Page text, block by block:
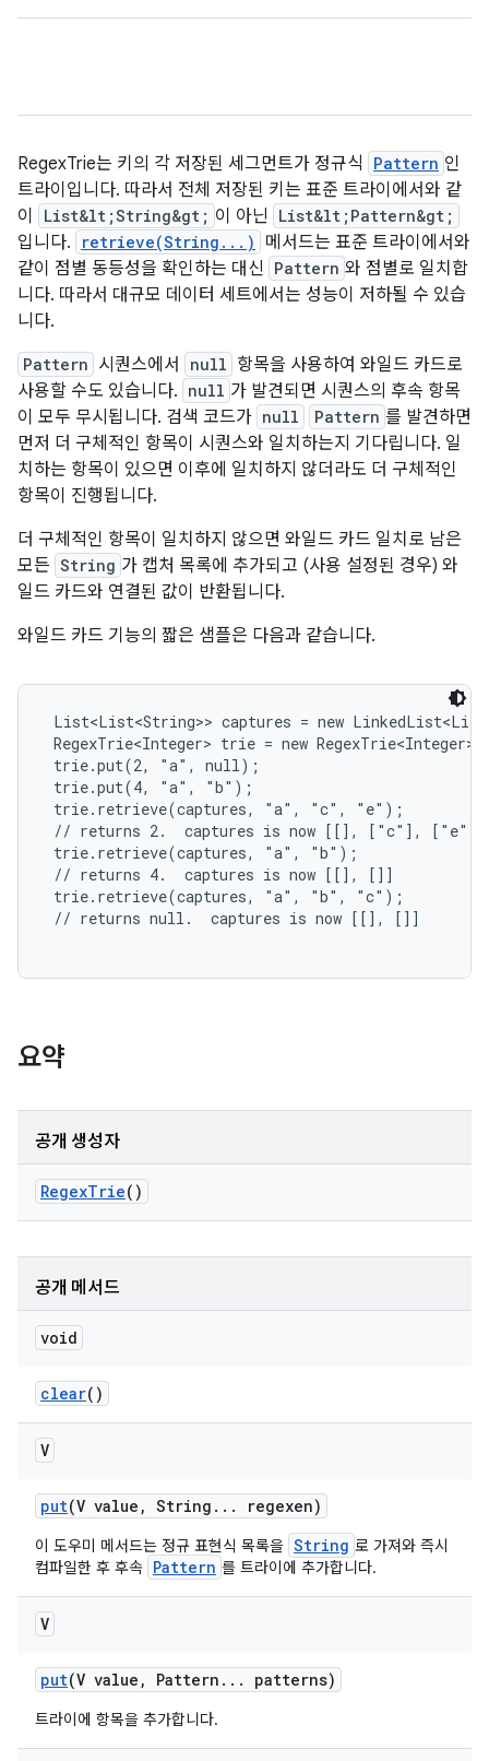
RegexTrie는 키의 각 저장된 세그먼트가 정규식 Pattern 인
트라이입니다. 따라서 전체 저장된 키는 표준 트라이에서와 같
이
List&lt;String&gt; 이 아닌 List&lt;Pattern&gt;
입니다. retrieve(String...)
메서드는 표준 트라이에서와
같이 점별 동등성을 확인하는 대신 Pattern 와 점별로 일치합
니다. 따라서 대규모 데이터 세트에서는 성능이 저하될 수 있습
니다.
Pattern 시퀀스에서 null 항목을 사용하여 와일드 카드로
사용할 수도 있습니다. null 가 발견되면 시퀀스의 후속 항목
이 모두 무시됩니다. 검색 코드가 null Pattern 를 발견하면
먼저 더 구체적인 항목이 시퀀스와 일치하는지 기다립니다. 일
치하는 항목이 있으면 이후에 일치하지 않더라도 더 구체적인
항목이 진행됩니다.
더 구체적인 항목이 일치하지 않으면 와일드 카드 일치로 남은
모든 String 가 캡처 목록에 추가되고 (사용 설정된 경우) 와
일드 카드와 연결된 값이 반환됩니다.
와일드 카드 기능의 짧은 샘플은 다음과 같습니다.
List<List<String>> captures = new
RegexTrie<Integer> trie = new
trie.put(2, "a", null);
trie.put(4, "a", "b");
trie.retrieve(captures, "a", "c", "e");
// returns 2.  captures is now [[], ["c"], ["e"]]
trie.retrieve(captures, "a", "b");
// returns 4.  captures is now [[], []]
trie.retrieve(captures, "a", "b", "c");
// returns null.  captures is now [[], []]
요약
공개 생성자
RegexTrie()
공개 메서드
void
clear()
V
put(V value , String . . . regexen)
이 도우미 메서드는 정규 표현식 목록을 String 로 가져와 즉시
컴파일한 후 후속 Pattern 를 트라이에 추가합니다.
V
put(V value , Pattern . . . patterns)
트라이에 항목을 추가합니다.